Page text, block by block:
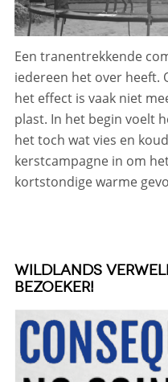
Een tranentrekkende
iedereen het over heeft.
het effect is vaak niet
plast. In het begin voelt
het toch wat vies en
kerstcampagne in om
kortstondige warme
WILDLANDS
BEZOEKER!